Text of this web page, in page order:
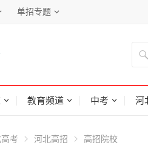
单招专题
教育频道 中考 河
考 河北高招 高招院校